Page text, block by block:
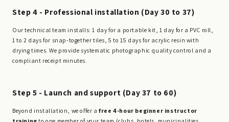
Step 4 - Professional installation (Day 30 to 37)
Our technical team installs: 1 day for a portable kit, 1 day for a PVC roll,
1 to 2 days for snap-together tiles, 5 to 15 days for acrylic resin with
drying times. We provide systematic photographic quality control and a
compliant receipt minutes.
Step 5 - Launch and support (Day 37 to 60)
Beyond installation, we offer afree 4-hour beginner instructor